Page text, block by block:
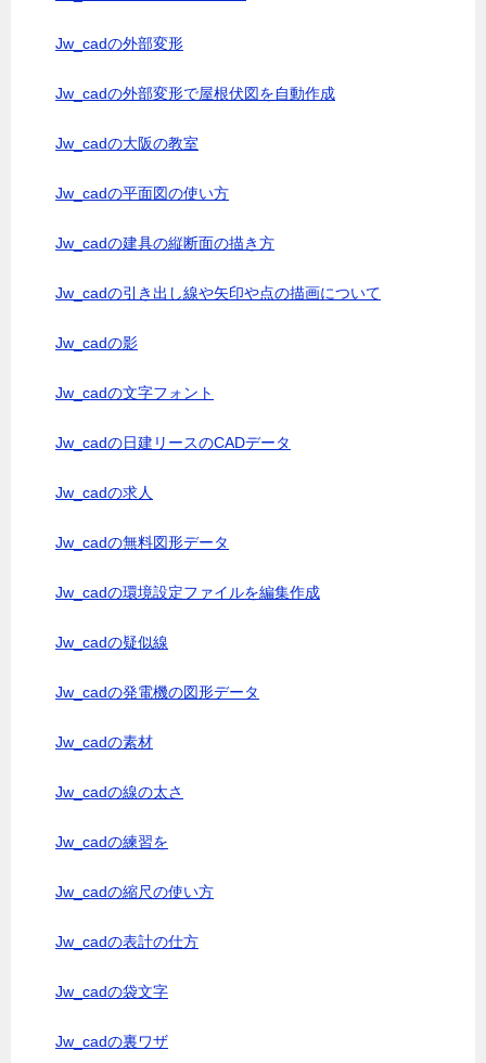
Jw_cadの外部変形
Jw_cadの外部変形で屋根伏図を自動作成
Jw_cadの大阪の教室
Jw_cadの平面図の使い方
Jw_cadの建具の縦断面の描き方
Jw_cadの引き出し線や矢印や点の描画について
Jw_cadの影
Jw_cadの文字フォント
Jw_cadの日建リースのCADデータ
Jw_cadの求人
Jw_cadの無料図形データ
Jw_cadの環境設定ファイルを編集作成
Jw_cadの疑似線
Jw_cadの発電機の図形データ
Jw_cadの素材
Jw_cadの線の太さ
Jw_cadの練習を
Jw_cadの縮尺の使い方
Jw_cadの表計の仕方
Jw_cadの袋文字
Jw_cadの裏ワザ